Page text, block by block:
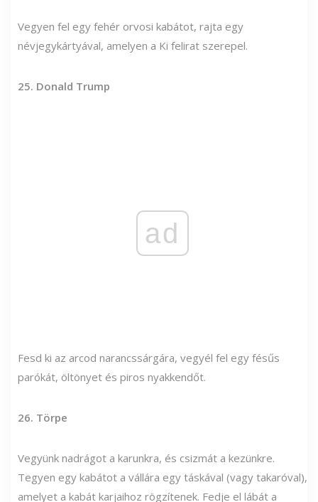
Vegyen fel egy fehér orvosi kabátot, rajta egy
névjegykártyával, amelyen a Ki felirat szerepel.
25. Donald Trump
ad
Fesd ki az arcod narancssárgára, vegyél fel egy fésűs
parókát, öltönyet és piros nyakkendőt.
26. Törpe
Vegyünk nadrágot a karunkra, és csizmát a kezünkre.
Tegyen egy kabátot a vállára egy táskával (vagy takaróval),
amelyet a kabát karjaihoz rögzítenek. Fedje el lábát a